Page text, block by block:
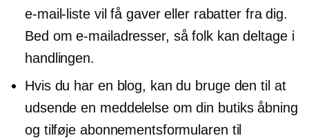
e-mail-liste vil få gaver eller rabatter fra dig.
Bed om e-mailadresser, så folk kan deltage i
handlingen.
Hvis du har en blog, kan du bruge den til at
udsende en meddelelse om din butiks åbning
og tilføje abonnementsformularen til